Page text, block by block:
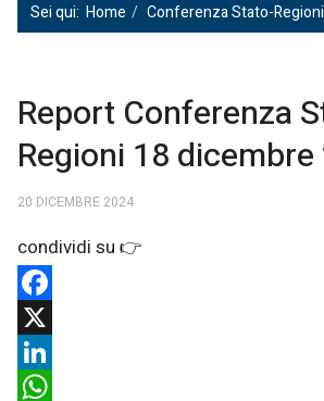
Sei qui: Home Conferenza Stato-Regioni
Report Conferenza
Regioni 18
20 DICEMBRE 2024
Facebook
X
LinkedIn